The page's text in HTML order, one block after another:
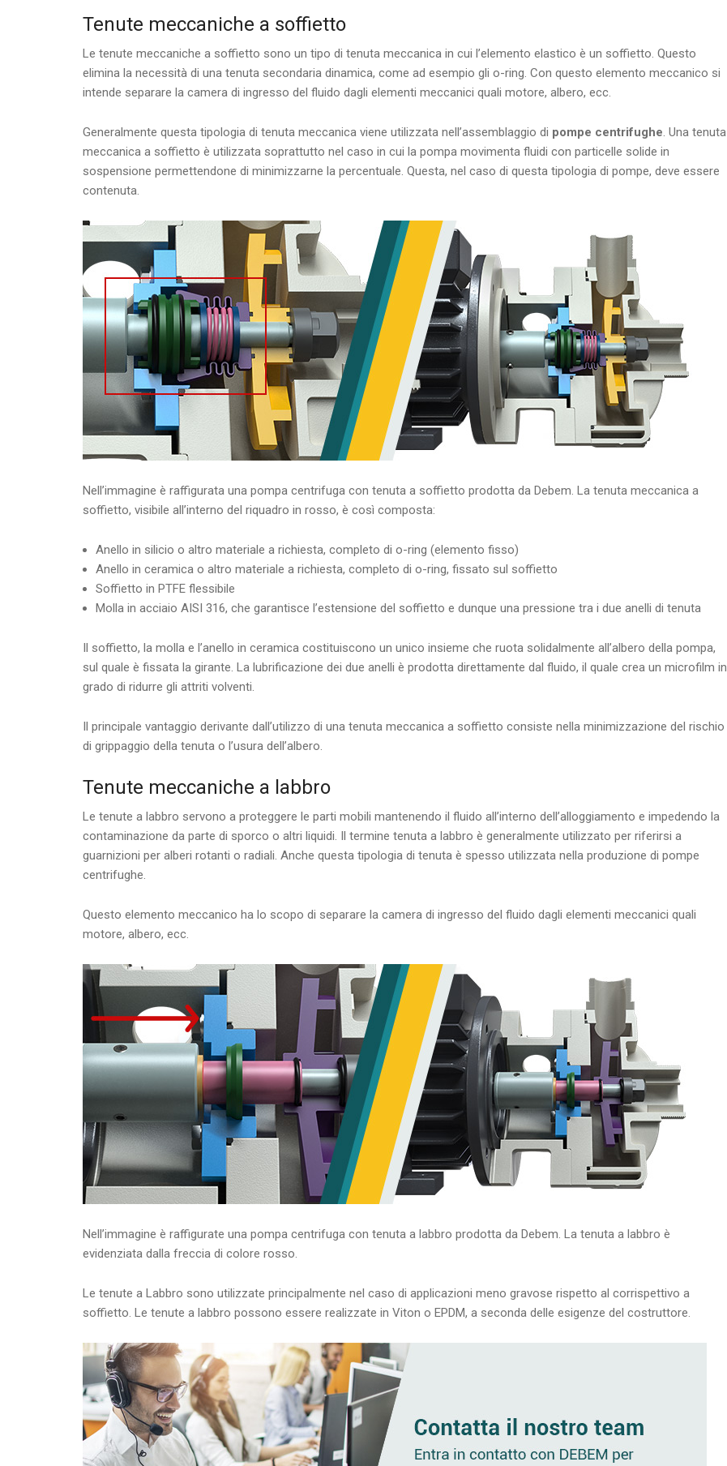
Tenute meccaniche a soffietto
Le tenute meccaniche a soffietto sono un tipo di tenuta meccanica in cui l’elemento elastico è un soffietto. Questo
elimina la necessità di una tenuta secondaria dinamica, come ad esempio gli o-ring. Con questo elemento meccanico si
intende separare la camera di ingresso del fluido dagli elementi meccanici quali motore, albero, ecc.
Generalmente questa tipologia di tenuta meccanica viene utilizzata nell’assemblaggio di pompe centrifughe. Una tenuta
meccanica a soffietto è utilizzata soprattutto nel caso in cui la pompa movimenta fluidi con particelle solide in
sospensione permettendone di minimizzarne la percentuale. Questa, nel caso di questa tipologia di pompe, deve essere
contenuta.
Nell’immagine è raffigurata una pompa centrifuga con tenuta a soffietto prodotta da Debem. La tenuta meccanica a
soffietto, visibile all’interno del riquadro in rosso, è così composta:
Anello in silicio o altro materiale a richiesta, completo di o-ring (elemento fisso)
Anello in ceramica o altro materiale a richiesta, completo di o-ring, fissato sul soffietto
Soffietto in PTFE flessibile
Molla in acciaio AISI 316, che garantisce l’estensione del soffietto e dunque una pressione tra i due anelli di tenuta
Il soffietto, la molla e l’anello in ceramica costituiscono un unico insieme che ruota solidalmente all’albero della pompa,
sul quale è fissata la girante. La lubrificazione dei due anelli è prodotta direttamente dal fluido, il quale crea un microfilm in
grado di ridurre gli attriti volventi.
Il principale vantaggio derivante dall’utilizzo di una tenuta meccanica a soffietto consiste nella minimizzazione del rischio
di grippaggio della tenuta o l’usura dell’albero.
Tenute meccaniche a labbro
Le tenute a labbro servono a proteggere le parti mobili mantenendo il fluido all’interno dell’alloggiamento e impedendo la
contaminazione da parte di sporco o altri liquidi. Il termine tenuta a labbro è generalmente utilizzato per riferirsi a
guarnizioni per alberi rotanti o radiali. Anche questa tipologia di tenuta è spesso utilizzata nella produzione di pompe
centrifughe.
Questo elemento meccanico ha lo scopo di separare la camera di ingresso del fluido dagli elementi meccanici quali
motore, albero, ecc.
Nell’immagine è raffigurate una pompa centrifuga con tenuta a labbro prodotta da Debem. La tenuta a labbro è
evidenziata dalla freccia di colore rosso.
Le tenute a Labbro sono utilizzate principalmente nel caso di applicazioni meno gravose rispetto al corrispettivo a
soffietto. Le tenute a labbro possono essere realizzate in Viton o EPDM, a seconda delle esigenze del costruttore.